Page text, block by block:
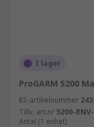
I lager
ProGARM 5200
RS-artikelnummer
Tillv. art.nr 5200-
Antal (1 enhet)